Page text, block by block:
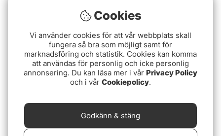
29 kr
Cookies
Vi använder cookies för att vår webbplats skall
fungera så bra som möjligt samt för
marknadsföring och statistik. Cookies kan komma
att användas för personlig och icke personlig
annonsering. Du kan läsa mer i vår Privacy Policy
och i vår Cookiepolicy.
Godkänn & stäng